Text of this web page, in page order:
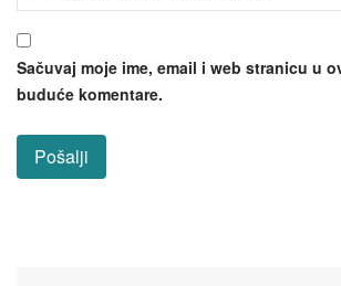
Sačuvaj moje ime, email i web stranicu u
buduće komentare.